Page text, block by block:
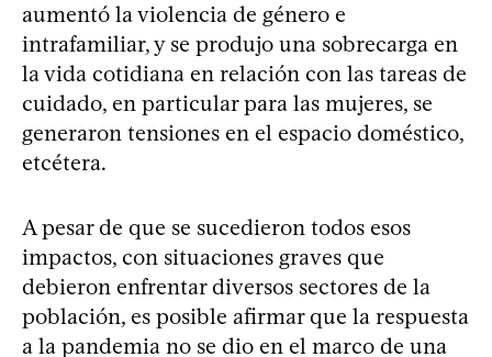
aumentó la violencia de género e
intrafamiliar, y se produjo una sobrecarga en
la vida cotidiana en relación con las tareas de
cuidado, en particular para las mujeres, se
generaron tensiones en el espacio doméstico,
etcétera.
A pesar de que se sucedieron todos esos
impactos, con situaciones graves que
debieron enfrentar diversos sectores de la
población, es posible afirmar que la respuesta
a la pandemia no se dio en el marco de una